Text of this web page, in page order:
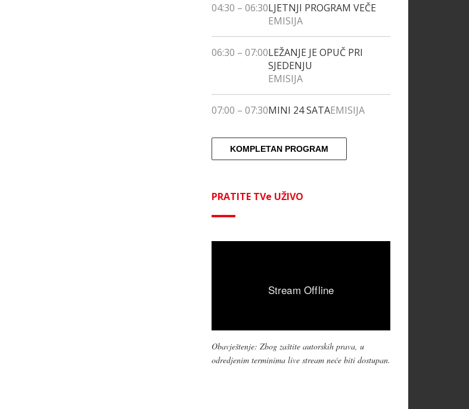
04:30 – 06:30LJETNJI PROGRAM VEČE
EMISIJA
06:30 – 07:00LEŽANJE JE OPUČ PRI
SJEDENJU
EMISIJA
07:00 – 07:30MINI 24 SATAEMISIJA
KOMPLETAN PROGRAM
PRATITE TVe UŽIVO
Obavještenje: Zbog zaštite autorskih prava, u
odredjenim terminima live stream neće biti dostupan.